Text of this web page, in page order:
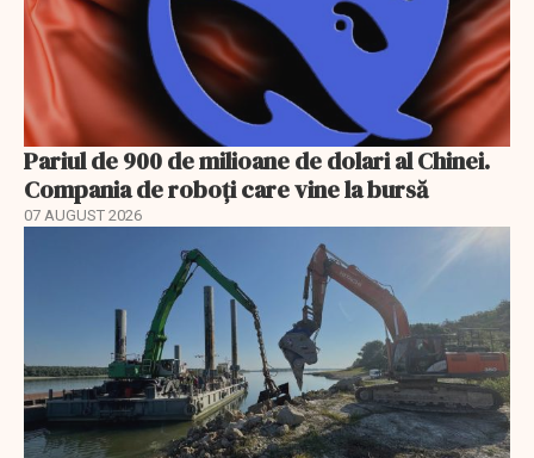
Pariul de 900 de milioane de dolari al Chinei.
Compania de roboți care vine la bursă
07 AUGUST 2026